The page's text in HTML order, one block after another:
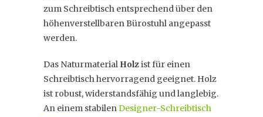
zum Schreibtisch entsprechend über den
höhenverstellbaren Bürostuhl angepasst
werden.
Das Naturmaterial Holzist für einen
Schreibtisch hervorragend geeignet. Holz
ist robust, widerstandsfähig und langlebig.
An einem stabilenDesigner-Schreibtisch